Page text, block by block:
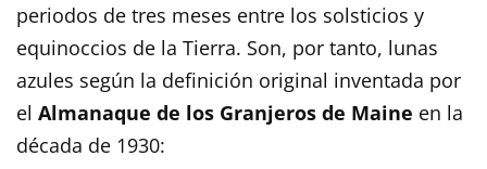
periodos de tres meses entre los solsticios y
equinoccios de la Tierra. Son, por tanto, lunas
azules según la definición original inventada por
el Almanaque de los Granjeros de Maine en la
década de 1930: